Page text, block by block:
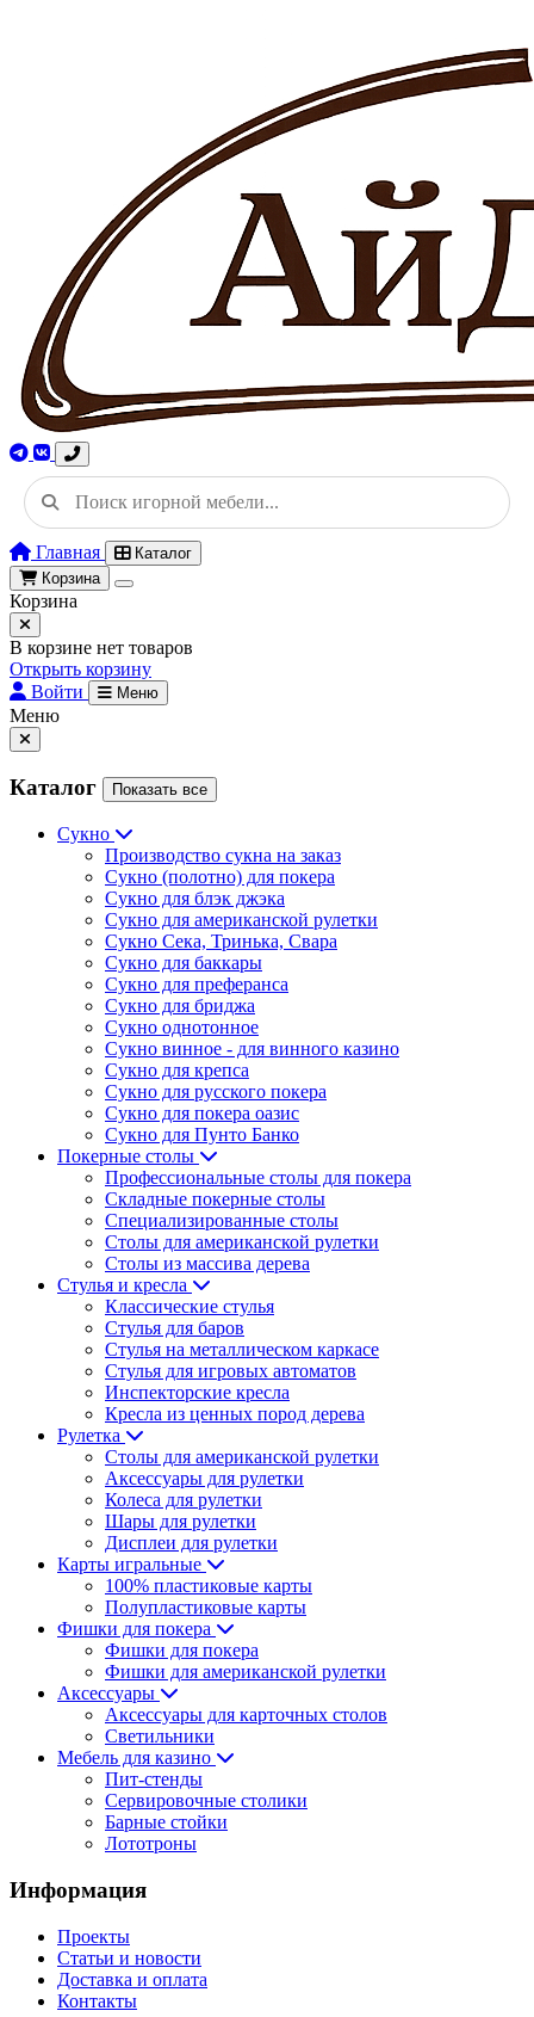
Главная
Каталог
Корзина
Корзина
В корзине нет товаров
Открыть корзину
Войти
Меню
Меню
Каталог Показать все
Сукно
Производство сукна на заказ
Сукно (полотно) для покера
Сукно для блэк джэка
Сукно для американской рулетки
Сукно Сека, Тринька, Свара
Сукно для баккары
Сукно для преферанса
Сукно для бриджа
Сукно однотонное
Сукно винное - для винного казино
Сукно для крепса
Сукно для русского покера
Сукно для покера оазис
Сукно для Пунто Банко
Покерные столы
Профессиональные столы для покера
Складные покерные столы
Специализированные столы
Столы для американской рулетки
Столы из массива дерева
Стулья и кресла
Классические стулья
Стулья для баров
Стулья на металлическом каркасе
Стулья для игровых автоматов
Инспекторские кресла
Кресла из ценных пород дерева
Рулетка
Столы для американской рулетки
Аксессуары для рулетки
Колеса для рулетки
Шары для рулетки
Дисплеи для рулетки
Карты игральные
100% пластиковые карты
Полупластиковые карты
Фишки для покера
Фишки для покера
Фишки для американской рулетки
Аксессуары
Аксессуары для карточных столов
Светильники
Мебель для казино
Пит-стенды
Сервировочные столики
Барные стойки
Лототроны
Информация
Проекты
Статьи и новости
Доставка и оплата
Контакты